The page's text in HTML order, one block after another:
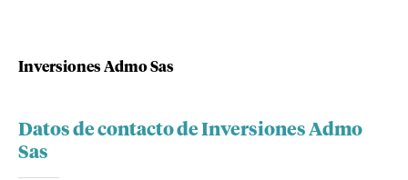
Inversiones Admo Sas
Datos de contacto de Inversiones Admo
Sas